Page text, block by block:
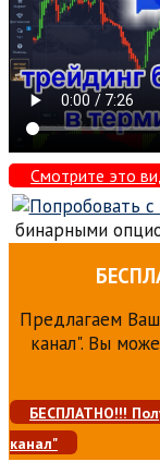
Смотрите это
бинарными
Предлагаем
канал". Вы
БЕСПЛАТНО!!!
канал"